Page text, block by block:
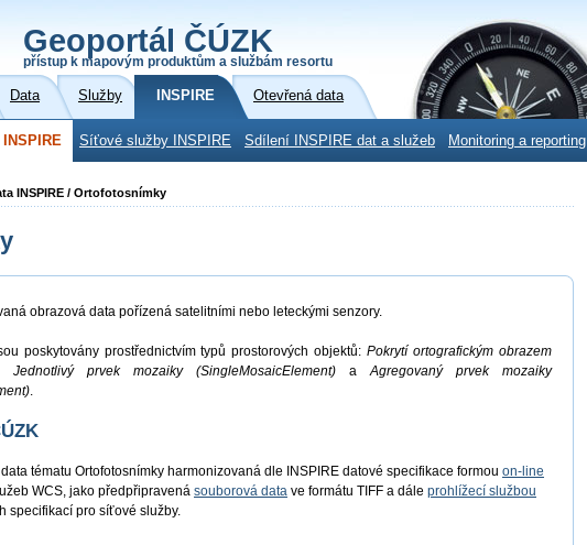
Geoportál ČÚZK
přístup k mapovým produktům a službám resortu
Data Služby INSPIRE Otevřená data
Síťové služby INSPIRE Sdílení INSPIRE dat a služeb Monitoring a reporting
INSPIRE / Ortofotosnímky
obrazová data pořízená satelitními nebo leteckými senzory.
poskytovány prostřednictvím typů prostorových objektů:Pokrytí ortografickým obrazem
Jednotlivý prvek mozaiky (SingleMosaicElement) aAgregovaný prvek mozaiky
.
tématu Ortofotosnímky harmonizovaná dle INSPIRE datové specifikace formou on-line
WCS, jako předpřipravená souborová data ve formátu TIFF a dále prohlížecí službou
specifikací pro síťové služby.